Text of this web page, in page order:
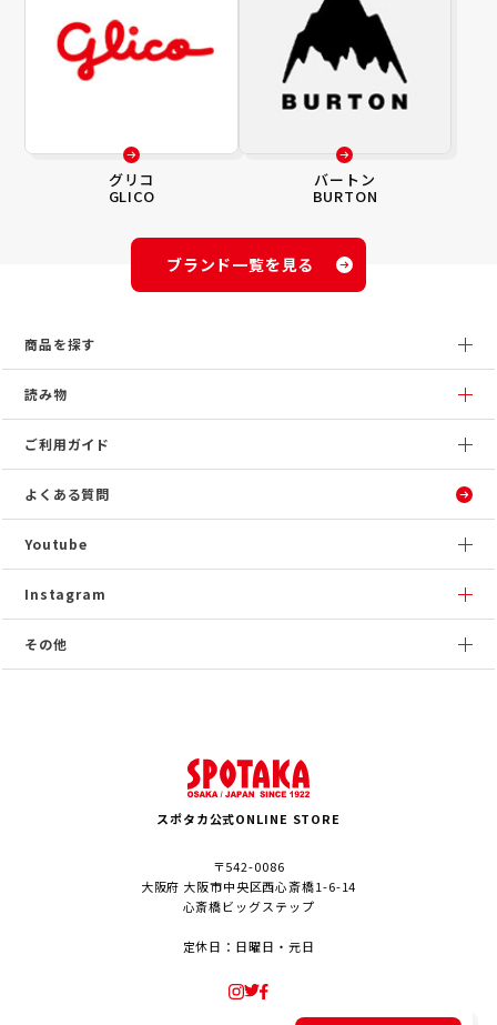
グリコ
GLICO
バートン
BURTON
ブランド一覧を見る
商品を探す
読み物
ご利用ガイド
よくある質問
Youtube
Instagram
その他
スポタカ公式ONLINE STORE
〒542-0086
大阪府 大阪市中央区西心斎橋1-6-14
心斎橋ビッグステップ
定休日：日曜日・元日